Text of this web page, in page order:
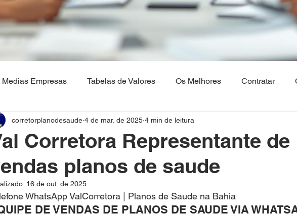
Medias Empresas Tabelas de Valores Os Melhores Contratar
do Norte Os Melhores Planos de saude
Empresas Bahia Plano de Saude Empresarial
São Paulo Brasilia Maranhão Venda Digital
Corretora Representante de
planos de saude
corretorplanodesaude 4 de mar. de 2025 4 min de leitura
16 de out. de 2025
WhatsApp ValCorretora | Planos de Saude na Bahia
DE VENDAS DE PLANOS DE SAUDE VIA